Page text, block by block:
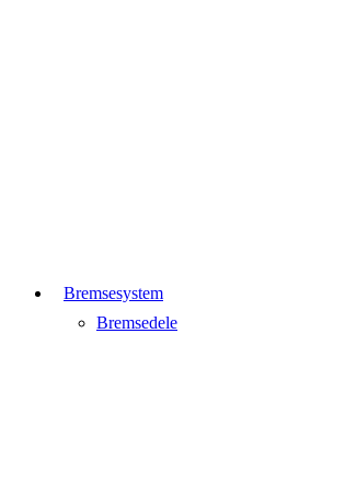
Bremsesystem
Bremsedele